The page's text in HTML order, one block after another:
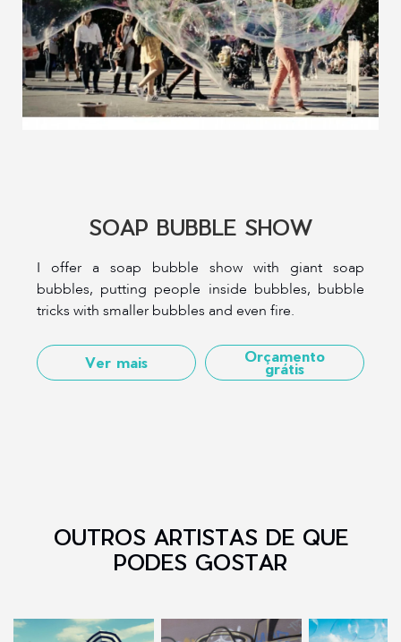
SOAP BUBBLE SHOW
I offer a soap bubble show with giant soap
bubbles, putting people inside bubbles, bubble
tricks with smaller bubbles and even fire.
Ver mais Orçamento
grátis
OUTROS ARTISTAS DE QUE
PODES GOSTAR